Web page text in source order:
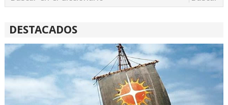
DESTACADOS